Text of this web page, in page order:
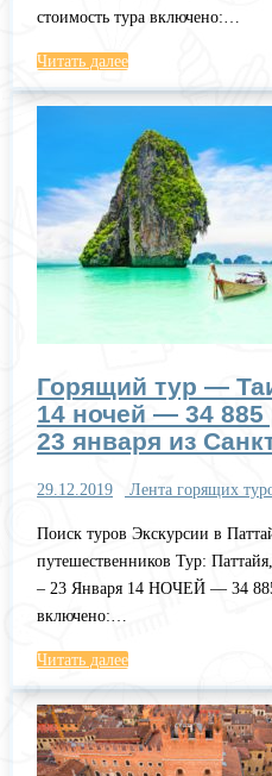
стоимость тура включено:…
Читать далее
Горящий тур —
14 ночей — 34
23 января из
29.12.2019 Лента горящих
Поиск туров Экскурсии в
путешественников Тур:
– 23 Января 14 НОЧЕЙ — 34 885
включено:…
Читать далее